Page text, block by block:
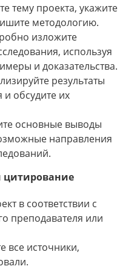
тему проекта, укажите
методологию.
изложите
используя
и доказательства.
результаты
и обсудите их
основные выводы
направления
в соответствии с
преподавателя или
все источники,